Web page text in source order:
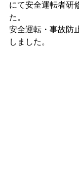
にて安全運転者研
た。
安全運転・事故防
しました。